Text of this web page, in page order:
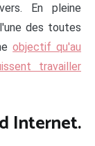
En pleine
des toutes
objectif qu'au
travailler
Internet.